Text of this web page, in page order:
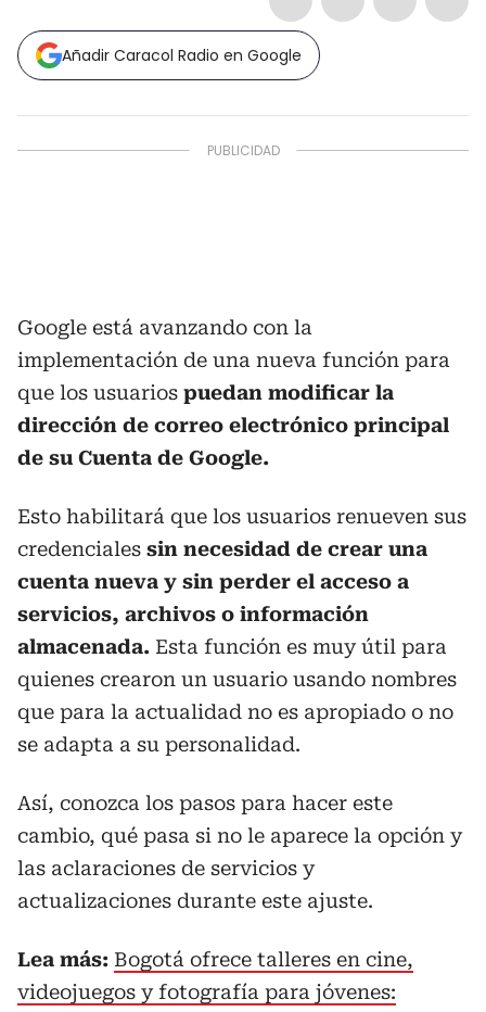
Añadir Caracol Radio en Google
Google está avanzando con la
implementación de una nueva función para
que los usuarios puedan modificar la
dirección de correo electrónico principal
de su Cuenta de Google.
Esto habilitará que los usuarios renueven sus
credenciales sin necesidad de crear una
cuenta nueva y sin perder el acceso a
servicios, archivos o información
almacenada. Esta función es muy útil para
quienes crearon un usuario usando nombres
que para la actualidad no es apropiado o no
se adapta a su personalidad.
Así, conozca los pasos para hacer este
cambio, qué pasa si no le aparece la opción y
las aclaraciones de servicios y
actualizaciones durante este ajuste.
Lea más: Bogotá ofrece talleres en cine,
videojuegos y fotografía para jóvenes: